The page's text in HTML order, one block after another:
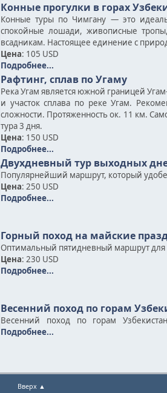
Конные прогулки в горах
Конные туры по Чимгану — это
спокойные лошади, живописные
всадникам. Настоящее единение с
Цена: 105 USD
Подробнее...
Рафтинг, сплав по Угаму
Река Угам является южной границей
и участок сплава по реке Угам.
сложности. Протяженность ок. 11 км.
тура 3 дня.
Цена: 150 USD
Подробнее...
Двухдневный тур выходных
Популярнейший маршрут, который
Цена: 250 USD
Подробнее...
Горный поход на майские
Оптимальный пятидневный маршрут для
Цена: 230 USD
Подробнее...
Весенний поход по горам
Весенний поход по горам
Подробнее...
Вверх ▲